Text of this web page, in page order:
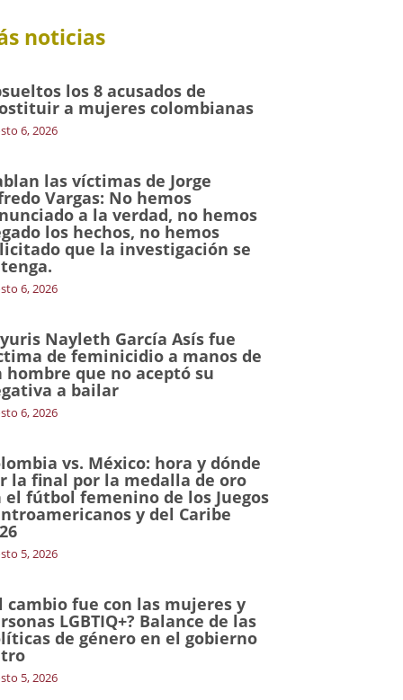
noticias
los 8 acusados de
a mujeres colombianas
6, 2026
las víctimas de Jorge
Vargas: No hemos
a la verdad, no hemos
los hechos, no hemos
que la investigación se
6, 2026
Nayleth García Asís fue
de feminicidio a manos de
hombre que no aceptó su
a bailar
6, 2026
vs. México: hora y dónde
la final por la medalla de oro
el fútbol femenino de los Juegos
y del Caribe
5, 2026
cambio fue con las mujeres y
LGBTIQ+? Balance de las
de género en el gobierno
5, 2026